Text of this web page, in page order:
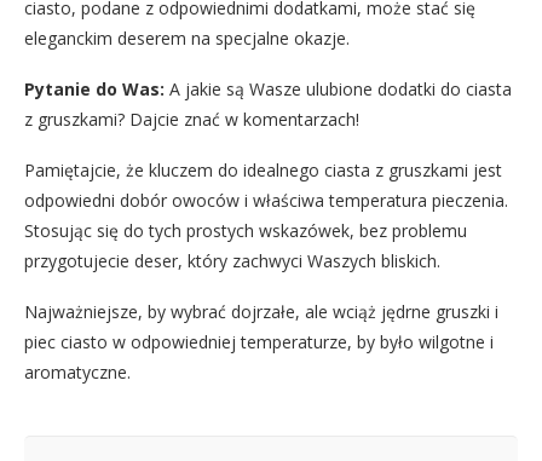
ciasto, podane z odpowiednimi dodatkami, może stać się
eleganckim deserem na specjalne okazje.
Pytanie do Was: A jakie są Wasze ulubione dodatki do ciasta
z gruszkami? Dajcie znać w komentarzach!
Pamiętajcie, że kluczem do idealnego ciasta z gruszkami jest
odpowiedni dobór owoców i właściwa temperatura pieczenia.
Stosując się do tych prostych wskazówek, bez problemu
przygotujecie deser, który zachwyci Waszych bliskich.
Najważniejsze, by wybrać dojrzałe, ale wciąż jędrne gruszki i
piec ciasto w odpowiedniej temperaturze, by było wilgotne i
aromatyczne.